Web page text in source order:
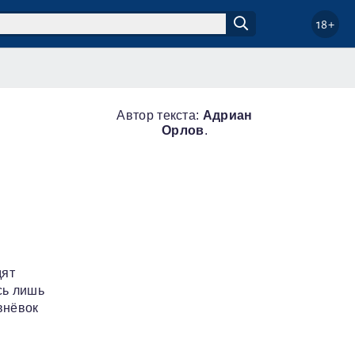
18+
лишь
Автор текста: Адриан
Орлов.